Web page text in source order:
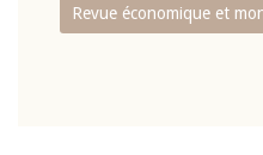
Revue économique et